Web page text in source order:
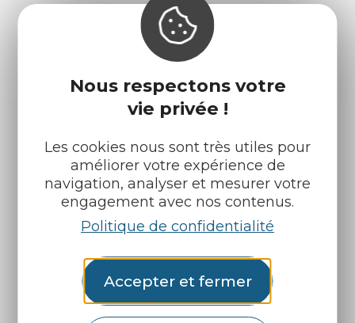
Nous respectons votre
vie privée !
Les cookies nous sont très utiles pour
améliorer votre expérience de
navigation, analyser et mesurer votre
engagement avec nos contenus.
Politique de confidentialité
Accepter et fermer
Infos pratiques
Nos accueils
Nos brochures
Météo
Retrouvez-nous sur :